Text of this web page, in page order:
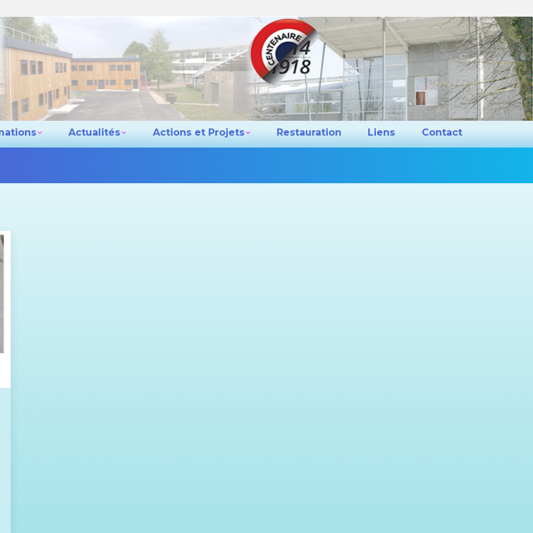
Actualités Actions et Projets Restauration Liens Contact
êtes
lycée Actions et Projets Restauration Liens
Contact